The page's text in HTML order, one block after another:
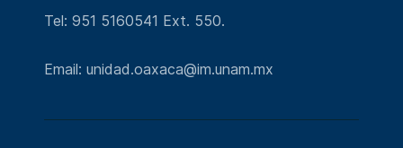
Tel: 951 5160541 Ext. 550.
Email: unidad.oaxaca@im.unam.mx